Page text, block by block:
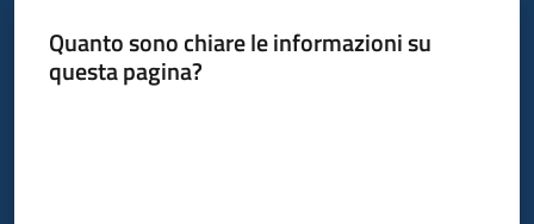
Quanto sono chiare le informazioni su
questa pagina?